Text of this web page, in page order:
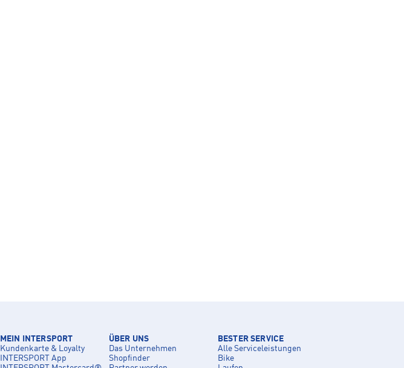
MEIN INTERSPORT
Kundenkarte & Loyalty
INTERSPORT App
ÜBER UNS
Das Unternehmen
Shopfinder
BESTER SERVICE
Alle Serviceleistungen
Bike